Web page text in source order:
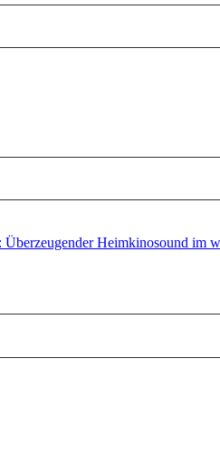
Heimkinosound im